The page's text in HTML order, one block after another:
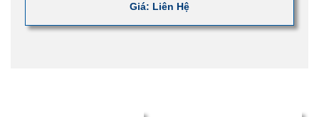
Giá: Liên Hệ